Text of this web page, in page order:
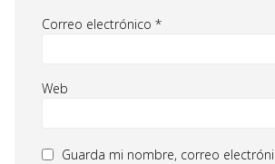
Correo electrónico *
Web
Guarda mi nombre, correo